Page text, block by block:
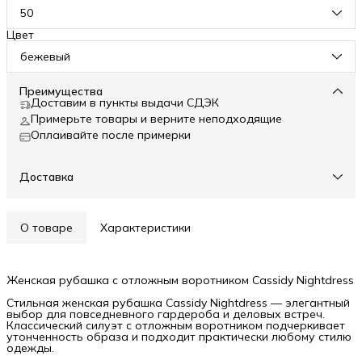
50
Цвет
бежевый
Преимущества
Доставим в пункты выдачи СДЭК
Примерьте товары и верните неподходящие
Оплаивайте после примерки
Доставка
О товаре Характеристики
Женская рубашка с отложным воротником Cassidy Nightdress
Стильная женская рубашка Cassidy Nightdress — элегантный
выбор для повседневного гардероба и деловых встреч.
Классический силуэт с отложным воротником подчеркивает
утонченность образа и подходит практически любому стилю
одежды.